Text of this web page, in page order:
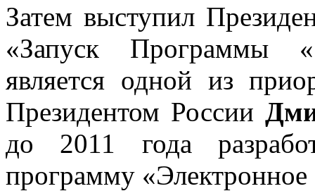
Затем выступил
«Запуск Программы
является одной из
Президентом России
до 2011 года
программу «Электронное